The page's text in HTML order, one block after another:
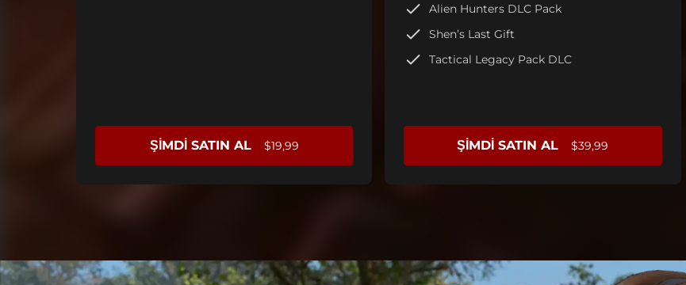
ŞIMDI SATIN AL $19,99
Alien Hunters DLC Pack
Shen’s Last Gift
Tactical Legacy Pack DLC
ŞIMDI SATIN AL $39,99